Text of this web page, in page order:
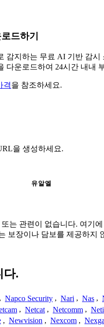
드하기
감지하는 무료 AI 기반 감
다운로드하여 24시간 내내
격을 참조하세요.
을 생성하세요.
유알엘
또는 관련이 없습니다. 여
보장이나 담보를 제공하지
다.
, Napco Security , Nari , Nas ,
, Netcat , Netcomm ,
, Newvision , Nexcom ,